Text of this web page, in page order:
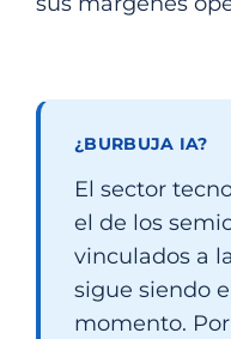
¿BURBUJA IA?
El sector
el de los
vinculados a
sigue siendo
momento.